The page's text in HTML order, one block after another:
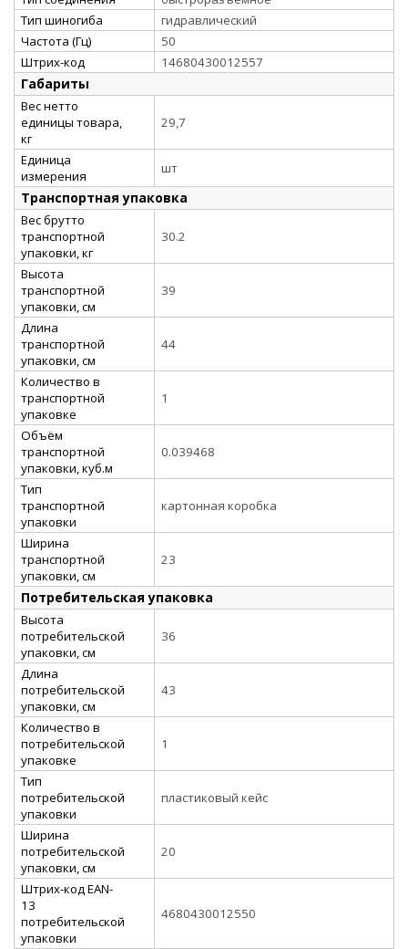
Тип шиногиба
гидравлический
Частота (Гц)
50
Штрих-код
14680430012557
Габариты
Вес нетто
единицы товара,
кг
29,7
Единица
измерения
шт
Транспортная упаковка
Вес брутто
транспортной
упаковки, кг
30.2
Высота
транспортной
упаковки, см
39
Длина
транспортной
упаковки, см
44
Количество в
транспортной
упаковке
1
Объём
транспортной
упаковки, куб.м
0.039468
Тип
транспортной
упаковки
картонная коробка
Ширина
транспортной
упаковки, см
23
Потребительская упаковка
Высота
потребительской
упаковки, см
36
Длина
потребительской
упаковки, см
43
Количество в
потребительской
упаковке
1
Тип
потребительской
упаковки
пластиковый кейс
Ширина
потребительской
упаковки, см
20
Штрих-код EAN-
13
потребительской
упаковки
4680430012550